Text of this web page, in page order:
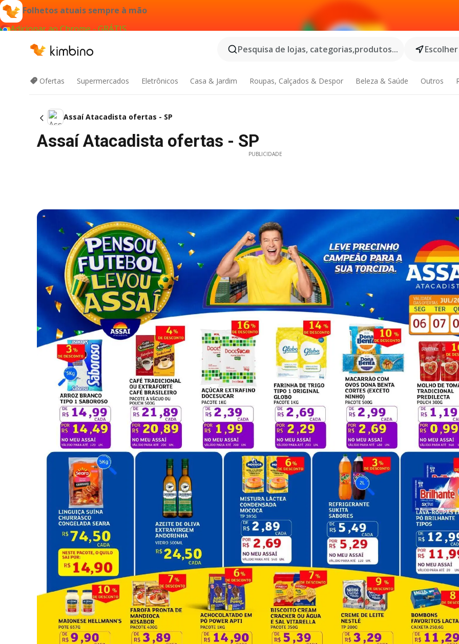
Folhetos atuais sempre à mão
Adicionar ao Chrome - GRÁTIS
Pesquisa de lojas, categorias,produtos...
Ofertas Supermercados Eletrônicos Casa & Jardim Roupas, Calçados & Despor Beleza & Saúde Outros
Assaí Atacadista ofertas - SP
Assaí Atacadista ofertas - SP
PUBLICIDADE